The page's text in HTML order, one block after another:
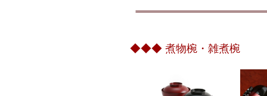
◆◆◆ 煮物椀・雑煮椀